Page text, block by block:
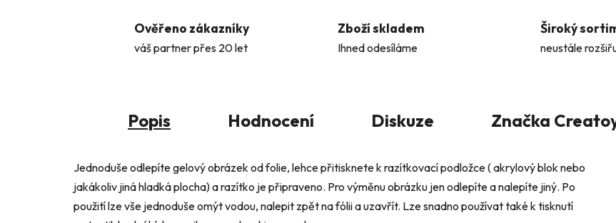
Ověřeno zákazníky
váš partner přes 20 let
Zboží skladem
Ihned odesíláme
Široký
neustále
Popis Hodnocení Diskuze Značka
Jednoduše odlepíte gelový obrázek od folie, lehce přitisknete k razítkovací podložce ( akrylový blok nebo
jakákoliv jiná hladká plocha) a razítko je připraveno. Pro výměnu obrázku jen odlepíte a nalepíte jiný. Po
použití lze vše jednoduše omýt vodou, nalepit zpět na fólii a uzavřít. Lze snadno používat také k tisknutí